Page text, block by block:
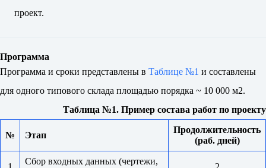
проект.
Программа
Программа и сроки представлены в Таблице №1 и составлены
для одного типового склада площадью порядка ~ 10 000 м2.
Таблица №1. Пример состава работ по проекту
№ Этап
Продолжительность
(раб. дней)
Сбор входных данных (чертежи,